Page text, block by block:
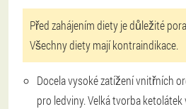
Před zahájením diety je důležité
Všechny diety mají kontraindikace.
Docela vysoké zatížení vnitřních
pro ledviny. Velká tvorba